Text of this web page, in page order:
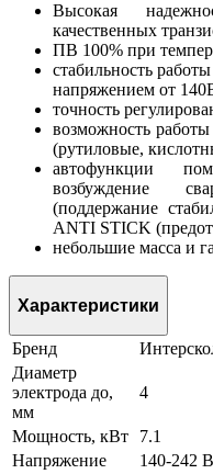
Высокая
качественных
ПВ 100% при
стабильность
напряжением от
точность
возможность
(рутиловые,
автофункции
возбуждение
(поддержание
ANTI STICK
небольшие масса и
Характеристики
Бренд
Диаметр
электрода до,
мм
4
Мощность, кВт
7.1
Напряжение
140-242 В